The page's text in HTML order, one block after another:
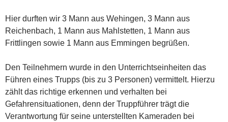
Hier durften wir 3 Mann aus Wehingen, 3 Mann aus
Reichenbach, 1 Mann aus Mahlstetten, 1 Mann aus
Frittlingen sowie 1 Mann aus Emmingen begrüßen.
Den Teilnehmern wurde in den Unterrichtseinheiten das
Führen eines Trupps (bis zu 3 Personen) vermittelt. Hierzu
zählt das richtige erkennen und verhalten bei
Gefahrensituationen, denn der Truppführer trägt die
Verantwortung für seine unterstellten Kameraden bei